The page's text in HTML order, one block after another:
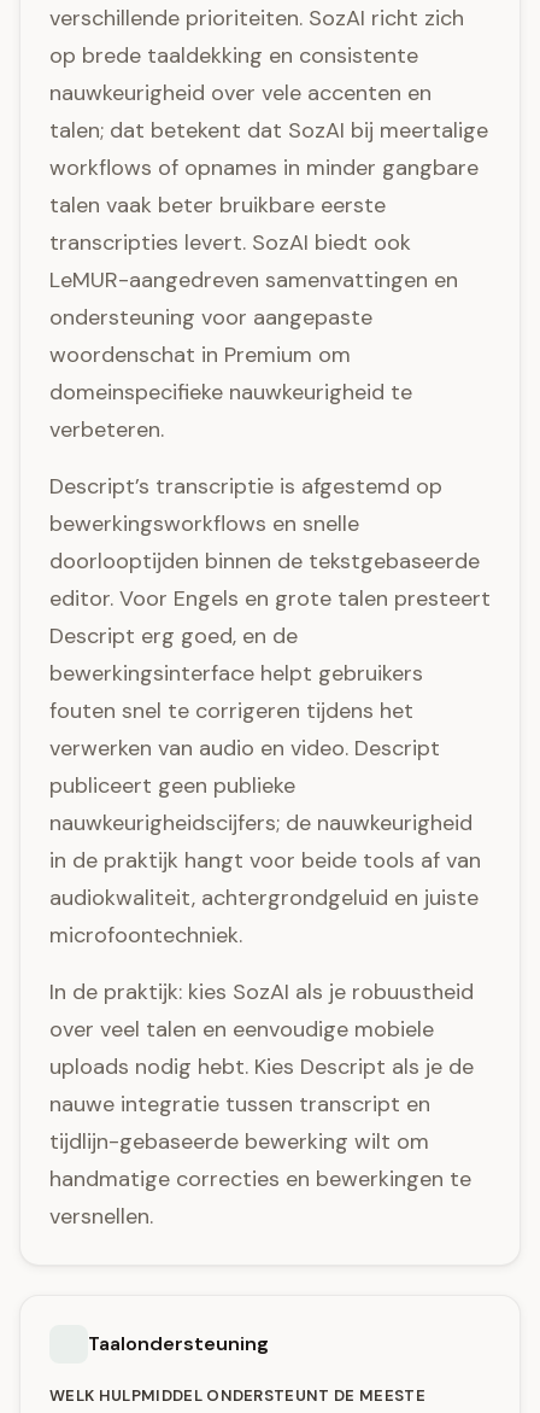
verschillende prioriteiten. SozAI richt zich
op brede taaldekking en consistente
nauwkeurigheid over vele accenten en
talen; dat betekent dat SozAI bij meertalige
workflows of opnames in minder gangbare
talen vaak beter bruikbare eerste
transcripties levert. SozAI biedt ook
LeMUR-aangedreven samenvattingen en
ondersteuning voor aangepaste
woordenschat in Premium om
domeinspecifieke nauwkeurigheid te
verbeteren.
Descript’s transcriptie is afgestemd op
bewerkingsworkflows en snelle
doorlooptijden binnen de tekstgebaseerde
editor. Voor Engels en grote talen presteert
Descript erg goed, en de
bewerkingsinterface helpt gebruikers
fouten snel te corrigeren tijdens het
verwerken van audio en video. Descript
publiceert geen publieke
nauwkeurigheidscijfers; de nauwkeurigheid
in de praktijk hangt voor beide tools af van
audiokwaliteit, achtergrondgeluid en juiste
microfoontechniek.
In de praktijk: kies SozAI als je robuustheid
over veel talen en eenvoudige mobiele
uploads nodig hebt. Kies Descript als je de
nauwe integratie tussen transcript en
tijdlijn-gebaseerde bewerking wilt om
handmatige correcties en bewerkingen te
versnellen.
Taalondersteuning
WELK HULPMIDDEL ONDERSTEUNT DE MEESTE